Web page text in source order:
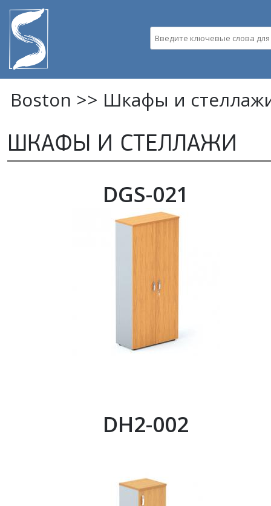
Boston >> Шкафы и
ШКАФЫ И СТЕЛЛАЖИ
DGS-021
DH2-002